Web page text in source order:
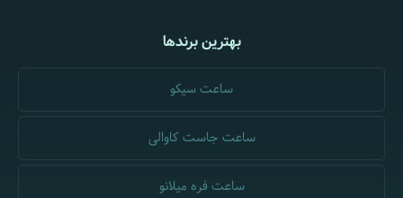
بهترین برندها
ساعت سیکو
ساعت جاست کاوالی
ساعت فره میلانو